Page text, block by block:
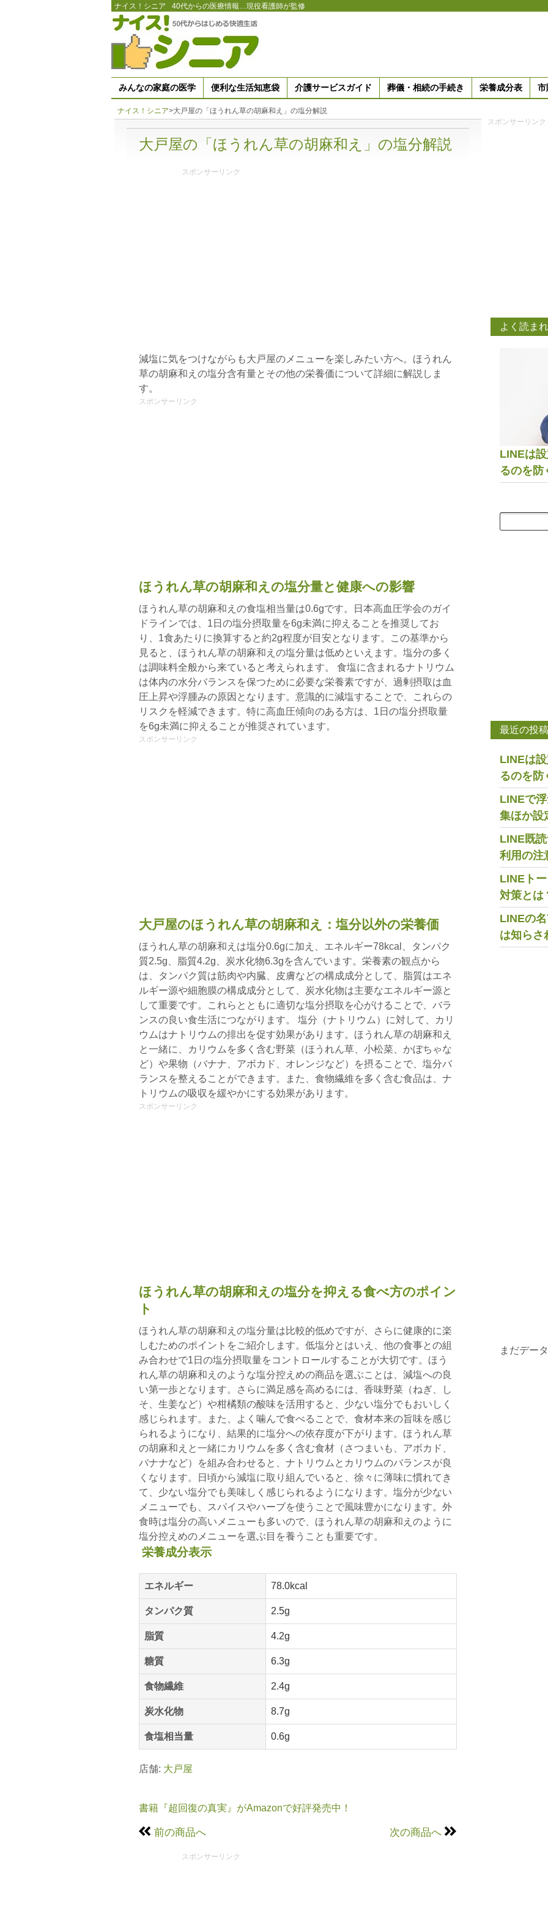
ナイス！シニア 40代からの医療情報…現役看護師が監修
みんなの家庭の医学 便利な生活知恵袋 介護サービスガイド 葬儀・相続の手続き 栄養成分表 市
ナイス！シニア>大戸屋の「ほうれん草の胡麻和え」の塩分解説
大戸屋の「ほうれん草の胡麻和え」の塩分解説
スポンサーリンク
減塩に気をつけながらも大戸屋のメニューを楽しみたい方へ。ほうれん
草の胡麻和えの塩分含有量とその他の栄養価について詳細に解説しま
す。
スポンサーリンク
ほうれん草の胡麻和えの塩分量と健康への影響
ほうれん草の胡麻和えの食塩相当量は0.6gです。日本高血圧学会のガイ
ドラインでは、1日の塩分摂取量を6g未満に抑えることを推奨してお
り、1食あたりに換算すると約2g程度が目安となります。この基準から
見ると、ほうれん草の胡麻和えの塩分量は低めといえます。塩分の多く
は調味料全般から来ていると考えられます。 食塩に含まれるナトリウム
は体内の水分バランスを保つために必要な栄養素ですが、過剰摂取は血
圧上昇や浮腫みの原因となります。意識的に減塩することで、これらの
リスクを軽減できます。特に高血圧傾向のある方は、1日の塩分摂取量
を6g未満に抑えることが推奨されています。
スポンサーリンク
大戸屋のほうれん草の胡麻和え：塩分以外の栄養価
ほうれん草の胡麻和えは塩分0.6gに加え、エネルギー78kcal、タンパク
質2.5g、脂質4.2g、炭水化物6.3gを含んでいます。栄養素の観点から
は、タンパク質は筋肉や内臓、皮膚などの構成成分として、脂質はエネ
ルギー源や細胞膜の構成成分として、炭水化物は主要なエネルギー源と
して重要です。これらとともに適切な塩分摂取を心がけることで、バラ
ンスの良い食生活につながります。 塩分（ナトリウム）に対して、カリ
ウムはナトリウムの排出を促す効果があります。ほうれん草の胡麻和え
と一緒に、カリウムを多く含む野菜（ほうれん草、小松菜、かぼちゃな
ど）や果物（バナナ、アボカド、オレンジなど）を摂ることで、塩分バ
ランスを整えることができます。また、食物繊維を多く含む食品は、ナ
トリウムの吸収を緩やかにする効果があります。
スポンサーリンク
ほうれん草の胡麻和えの塩分を抑える食べ方のポイン
ト
ほうれん草の胡麻和えの塩分量は比較的低めですが、さらに健康的に楽
しむためのポイントをご紹介します。低塩分とはいえ、他の食事との組
み合わせで1日の塩分摂取量をコントロールすることが大切です。ほう
れん草の胡麻和えのような塩分控えめの商品を選ぶことは、減塩への良
い第一歩となります。さらに満足感を高めるには、香味野菜（ねぎ、し
そ、生姜など）や柑橘類の酸味を活用すると、少ない塩分でもおいしく
感じられます。また、よく噛んで食べることで、食材本来の旨味を感じ
られるようになり、結果的に塩分への依存度が下がります。ほうれん草
の胡麻和えと一緒にカリウムを多く含む食材（さつまいも、アボカド、
バナナなど）を組み合わせると、ナトリウムとカリウムのバランスが良
くなります。日頃から減塩に取り組んでいると、徐々に薄味に慣れてき
て、少ない塩分でも美味しく感じられるようになります。塩分が少ない
メニューでも、スパイスやハーブを使うことで風味豊かになります。外
食時は塩分の高いメニューも多いので、ほうれん草の胡麻和えのように
塩分控えめのメニューを選ぶ目を養うことも重要です。
栄養成分表示
エネルギー 78.0kcal
タンパク質 2.5g
脂質 4.2g
糖質 6.3g
食物繊維 2.4g
炭水化物 8.7g
食塩相当量 0.6g
店舗: 大戸屋
書籍『超回復の真実』がAmazonで好評発売中！
前の商品へ 次の商品へ
スポンサーリンク
スポンサーリンク
よく読ま
LINEは
るのを防
最近の投稿
LINEは
るのを防
LINEで
集ほか設
LINE既
利用の注
LINEト
対策とは
LINEの
は知らさ
まだデー